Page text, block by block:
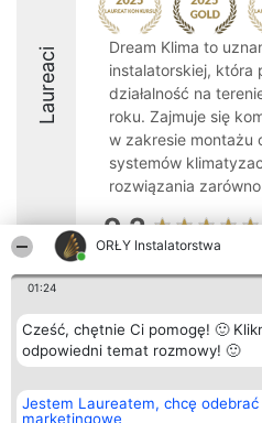
ORŁY Instalatorstwa
01:24
Cześć, chętnie Ci pomogę! 🙂
odpowiedni temat rozmowy! 🙂
Jestem Laureatem, chcę odebrać
marketingowe
Laureaci
Dream Klima to
instalatorskiej, która
działalność na
roku. Zajmuje się
w zakresie montażu
systemów
rozwiązania
9.2
Bright Side Solutions sp. z o.
o. sp. k.
ul. Ruska 22
Wrocław 50-079
381313360 | NIP 8943132676
+48 508 492 400
Laureaci
Lista
wszystkich
Regulamin